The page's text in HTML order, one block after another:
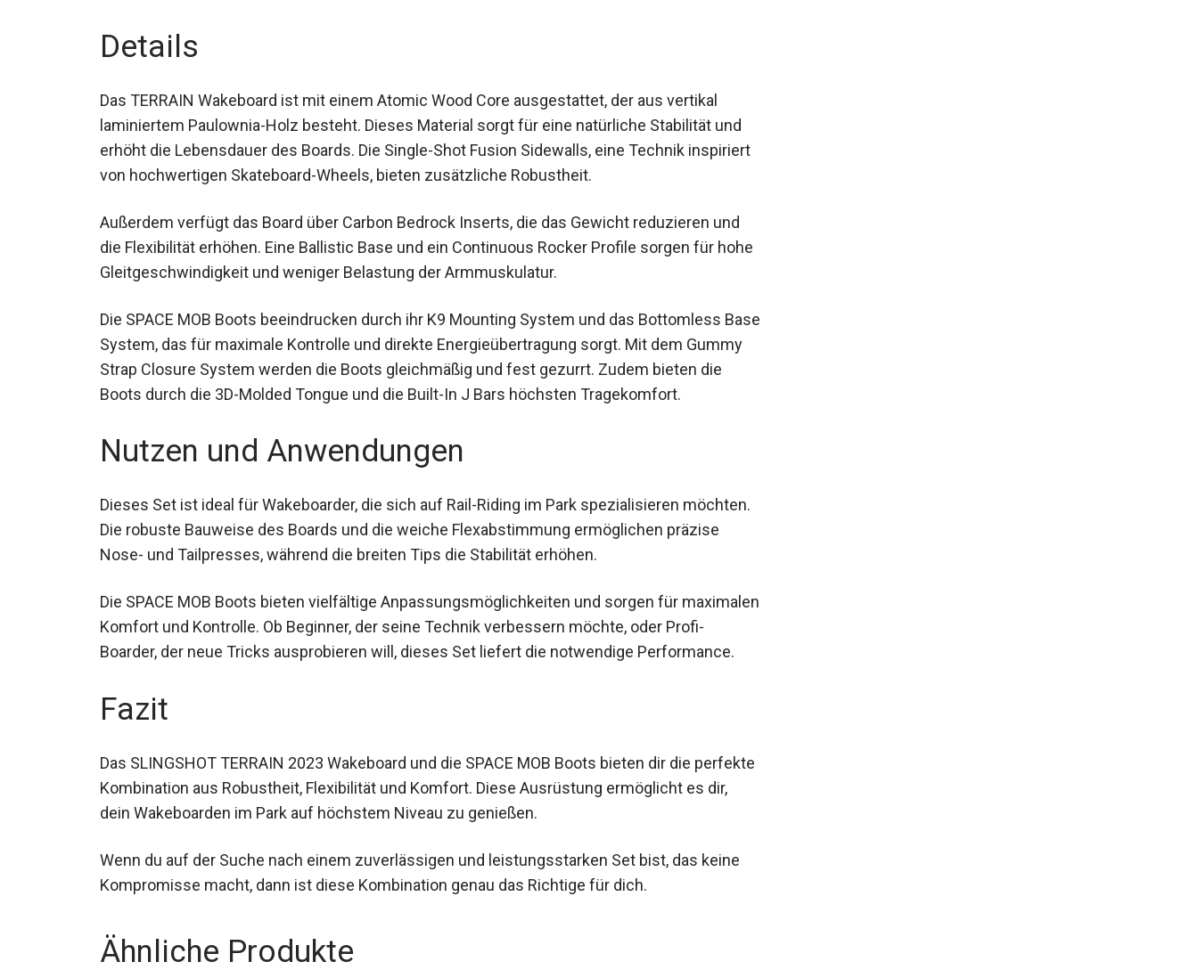
Details
Das TERRAIN Wakeboard ist mit einem Atomic Wood Core ausgestattet, der aus vertikal
laminiertem Paulownia-Holz besteht. Dieses Material sorgt für eine natürliche Stabilität und
erhöht die Lebensdauer des Boards. Die Single-Shot Fusion Sidewalls, eine Technik inspiriert
Außerdem verfügt das Board über Carbon Bedrock Inserts, die das Gewicht reduzieren und
die Flexibilität erhöhen. Eine Ballistic Base und ein Continuous Rocker Profile sorgen für
Die SPACE MOB Boots beeindrucken durch ihr K9 Mounting System und das Bottomless
Base System, das für maximale Kontrolle und direkte Energieübertragung sorgt. Mit dem
Gummy Strap Closure System werden die Boots gleichmäßig und fest gezurrt. Zudem
Tragekomfort.
Nutzen und Anwendungen
Dieses Set ist ideal für Wakeboarder, die sich auf Rail-Riding im Park spezialisieren möchten.
Nose- und Tailpresses, während die breiten Tips die Stabilität erhöhen.
Die SPACE MOB Boots bieten vielfältige Anpassungsmöglichkeiten und sorgen für
Profi-Boarder, der neue Tricks ausprobieren will, dieses Set liefert die notwendige
Performance.
Fazit
perfekte Kombination aus Robustheit, Flexibilität und Komfort. Diese Ausrüstung ermöglicht
es dir, dein Wakeboarden im Park auf höchstem Niveau zu genießen.
Wenn du auf der Suche nach einem zuverlässigen und leistungsstarken Set bist, das keine
Kompromisse macht, dann ist diese Kombination genau das Richtige für dich.